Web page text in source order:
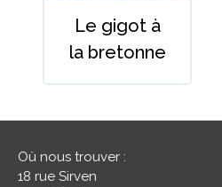
le gigot à
la bretonne
Où nous trouver :
18 rue Sirven